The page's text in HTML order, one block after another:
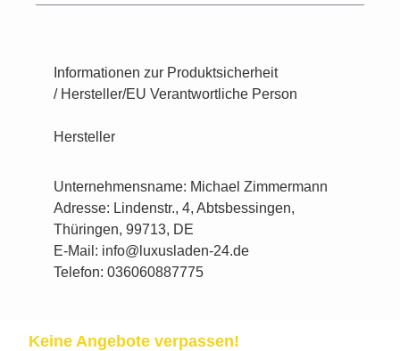
Informationen zur Produktsicherheit
/ Hersteller/EU Verantwortliche Person
Hersteller
Unternehmensname: Michael Zimmermann
Adresse: Lindenstr., 4, Abtsbessingen,
Thüringen, 99713, DE
E-Mail: info@luxusladen-24.de
Telefon: 036060887775
Keine Angebote verpassen!